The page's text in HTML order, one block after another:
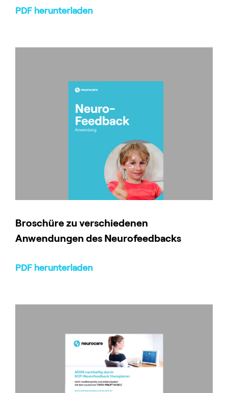
PDF herunterladen
Broschüre zu verschiedenen
Anwendungen des Neurofeedbacks
PDF herunterladen